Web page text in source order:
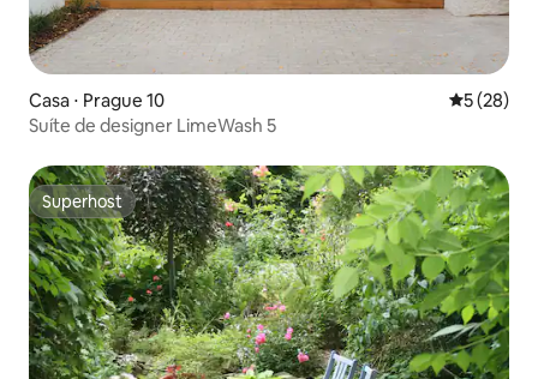
Casa ⋅ Prague 10 5 de uma
5 (28)
Suíte de designer LimeWash 5
Superhost
Superhost